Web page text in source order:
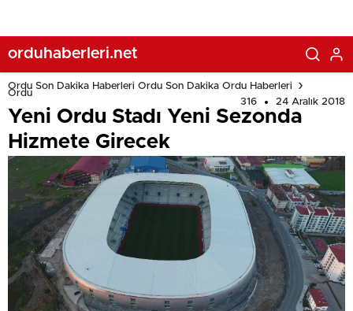
orduhaberleri.net
Ordu Son Dakika Haberleri Ordu Son Dakika Ordu Haberleri
Ordu
316
24 Aralık 2018
Yeni Ordu Stadı Yeni Sezonda
Hizmete Girecek